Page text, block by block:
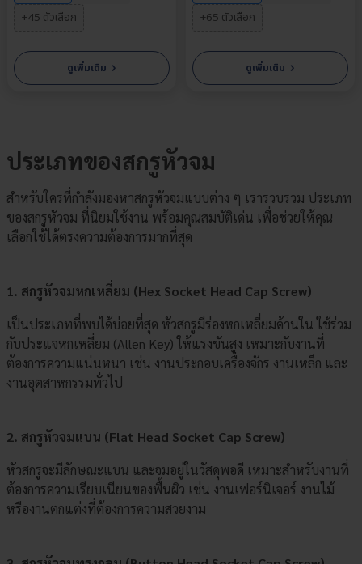
+45 ตัวเลือก
ดูเพิ่มเติม ›
+65 ตัวเลือก
ดูเพิ่มเติม ›
ประเภทของสกรูหัวจม
สำหรับใครที่กำลังมองหาสกรูหัวจมแบบต่าง ๆ เรารวบรวม ประเภท
ของสกรูหัวจม ที่นิยมใช้งาน พร้อมคุณสมบัติเด่น เพื่อช่วยให้คุณ
เลือกใช้ได้ตรงความต้องการมากที่สุด
1. สกรูหัวจมหกเหลี่ยม (Hex Socket Head Cap Screw)
เป็นประเภทที่พบได้บ่อยที่สุด หัวสกรูมีร่องหกเหลี่ยมด้านใน ใช้ร่วม
กับประแจหกเหลี่ยม (Allen Key) ให้แรงขันสูง เหมาะกับงานที่
ต้องการความแน่นหนา เช่น งานประกอบเครื่องจักร งานเหล็ก และ
งานอุตสาหกรรมทั่วไป
2. สกรูหัวจมแบน (Flat Head Socket Cap Screw)
หัวสกรูจะมีลักษณะแบน และจมอยู่ในวัสดุพอดี เหมาะสำหรับงานที่
ต้องการความเรียบเนียนของพื้นผิว เช่น งานเฟอร์นิเจอร์ งานไม้
หรืองานตกแต่งที่ต้องการความสวยงาม